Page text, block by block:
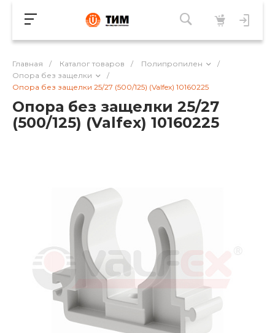
Главная / Каталог товаров / Полипропилен
/
Опора без защелки
/
Опора без защелки 25/27 (500/125) (Valfex) 10160225
Опора без защелки 25/27
(500/125) (Valfex) 10160225